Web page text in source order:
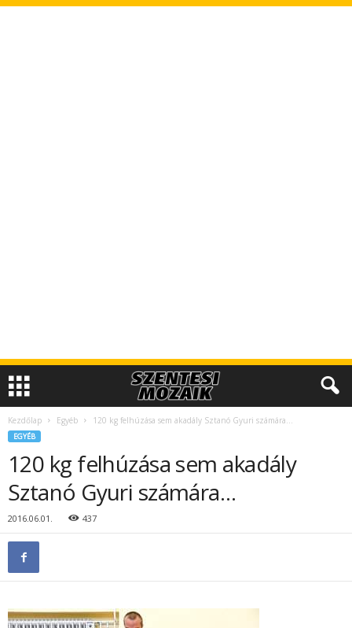
Kezdőlap Egyéb 120 kg felhúzása sem akadály Sztanó Gyuri számára…
EGYÉB
120 kg felhúzása sem akadály
Sztanó Gyuri számára…
2016.06.01. 437